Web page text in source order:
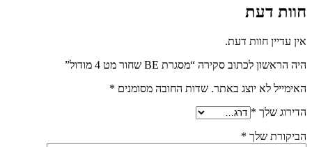
חוות דעת
אין עדיין חוות דעת.
היה הראשון לכתוב סקירה “מסגרת BE שחור מט 4 מודול”
האימייל לא יוצג באתר. שדות החובה מסומנים *
הדירוג שלך *
הביקורת שלך *